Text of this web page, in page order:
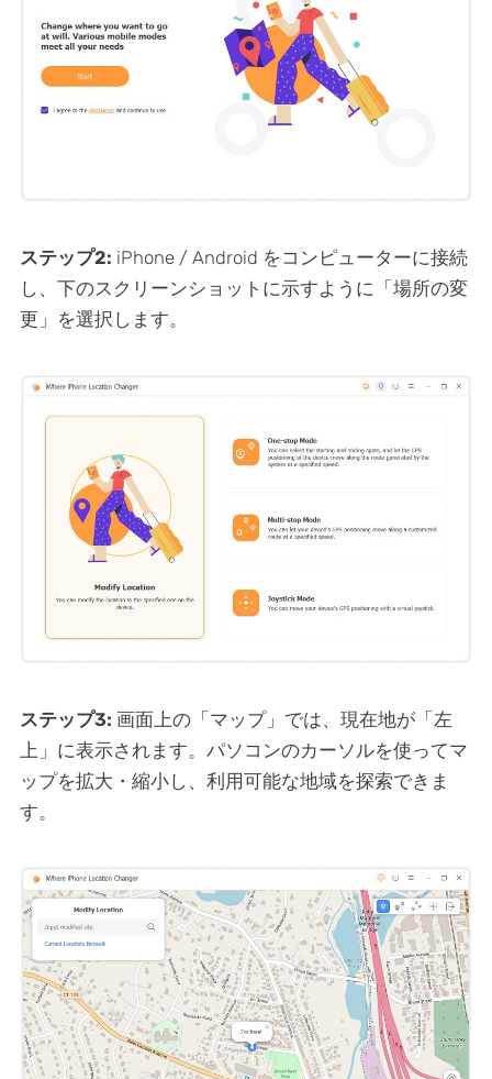
ステップ2: iPhone / Android をコンピューターに接続
し、下のスクリーンショットに示すように「場所の変
更」を選択します。
ステップ3: 画面上の「マップ」では、現在地が「左
上」に表示されます。パソコンのカーソルを使ってマ
ップを拡大・縮小し、利用可能な地域を探索できま
す。